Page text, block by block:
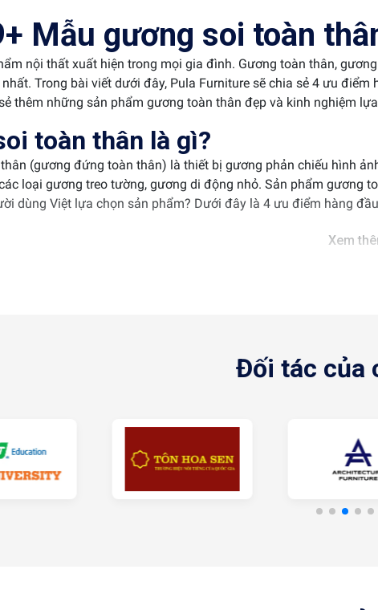
Mẫu gương soi toàn
nội thất xuất hiện trong mọi gia đình. Gương toàn thân,
Trong bài viết dưới đây, Pula Furniture sẽ chia sẻ 4 ưu
thêm những sản phẩm gương toàn thân đẹp và kinh nghiệm
toàn thân là gì?
(gương đứng toàn thân) là thiết bị gương phản chiếu hình
loại gương treo tường, gương di động nhỏ. Sản phẩm gương
dùng Việt lựa chọn sản phẩm? Dưới đây là 4 ưu điểm hàng
mặc quần áo hay váy, đeo phụ kiện và đi giày thể thao, giày
Gương có khả
thân, bạn cũng muốn ghi lại hình ảnh đẹp đẽ này của bản
hơn. Nếu để ý kỹ bạn cũng sẽ thấy rằng chiếc gương toàn
góc nhẹ, bo tròn góc, gương có cạnh hình sóng nước, gương
Xem
Đối tác của